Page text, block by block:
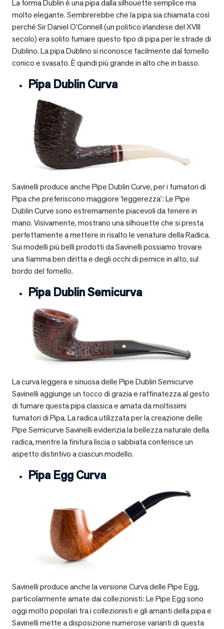
La forma Dublin è una pipa dalla silhouette semplice ma
molto elegante. Sembrerebbe che la pipa sia chiamata così
perché Sir Daniel O’Connell (un politico irlandese del XVIII
secolo) era solito fumare questo tipo di pipa per le strade di
Dublino. La pipa Dublino si riconosce facilmente dal fornello
conico e svasato. È quindi più grande in alto che in basso.
Pipa Dublin Curva
Savinelli produce anche Pipe Dublin Curve, per i fumatori di
Pipa che preferiscono maggiore ‘leggerezza’: Le Pipe
Dublin Curve sono estremamente piacevoli da tenere in
mano. Visivamente, mostrano una silhouette che si presta
perfettamente a mettere in risalto le venature della Radica.
Sui modelli più belli prodotti da Savinelli possiamo trovare
una fiamma ben diritta e degli occhi di pernice in alto, sul
bordo del fornello.
Pipa Dublin Semicurva
La curva leggera e sinuosa delle Pipe Dublin Semicurve
Savinelli aggiunge un tocco di grazia e raffinatezza al gesto
di fumare questa pipa classica e amata da moltissimi
fumatori di Pipa. La radica utilizzata per la creazione delle
Pipe Semicurve Savinelli evidenzia la bellezza naturale della
radica, mentre la finitura liscia o sabbiata conferisce un
aspetto distintivo a ciascun modello.
Pipa Egg Curva
Savinelli produce anche la versione Curva delle Pipe Egg,
particolarmente amate dai collezionisti: Le Pipe Egg sono
oggi molto popolari tra i collezionisti e gli amanti della pipa e
Savinelli mette a disposizione numerose varianti di questa